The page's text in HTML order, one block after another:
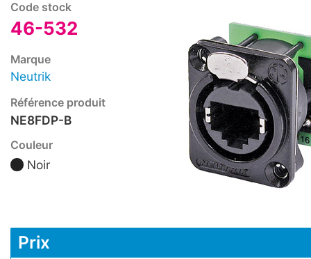
Code stock
46-532
Marque
Neutrik
Référence produit
NE8FDP-B
Couleur
Noir
Prix